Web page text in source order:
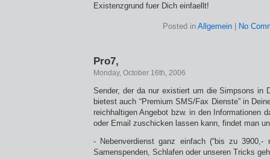
Existenzgrund fuer Dich einfaellt!
Posted in Allgemein No
Pro7,
Monday, October 16th, 2006
Sender, der da nur existiert um die Simpsons in
bietest auch “Premium SMS/Fax Dienste” in
reichhaltigen Angebot bzw. in den Informationen
oder Email zuschicken lassen kann, findet man
- Nebenverdienst ganz einfach (“bis zu 3900,-
Samenspenden, Schlafen oder unseren Tricks